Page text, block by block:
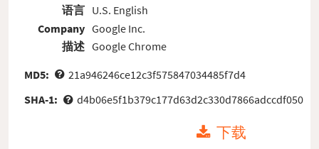
语言
Company
描述
U.S. English
Google Inc.
Google Chrome
MD5:
21a946246ce12c3f575847034485f7d4
SHA-1:
d4b06e5f1b379c177d63d2c330d7866adccdf050
下载